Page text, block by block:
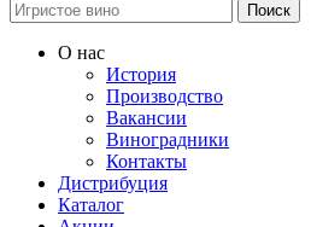
Поиск
О нас
История
Производство
Вакансии
Виноградники
Контакты
Дистрибуция
Каталог